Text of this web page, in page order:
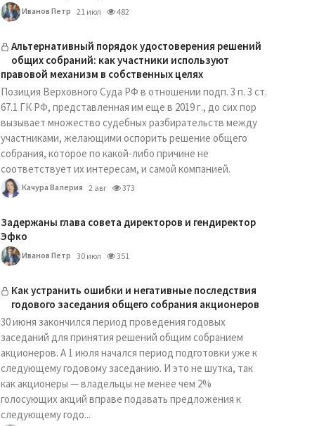
Иванов Петр 21 июл 482
Альтернативный порядок удостоверения решений
общих собраний: как участники используют
правовой механизм в собственных целях
Позиция Верховного Суда РФ в отношении подп. 3 п. 3 ст.
67.1 ГК РФ, представленная им еще в 2019 г., до сих пор
вызывает множество судебных разбирательств между
участниками, желающими оспорить решение общего
собрания, которое по какой-либо причине не
соответствует их интересам, и самой компанией.
Качура Валерия 2 авг 373
Задержаны глава совета директоров и гендиректор
Эфко
Иванов Петр 30 июл 351
Как устранить ошибки и негативные последствия
годового заседания общего собрания акционеров
30 июня закончился период проведения годовых
заседаний для принятия решений общим собранием
акционеров. А 1 июля начался период подготовки уже к
следующему годовому заседанию. И это не шутка, так
как акционеры — владельцы не менее чем 2%
голосующих акций вправе подавать предложения к
следующему годо...